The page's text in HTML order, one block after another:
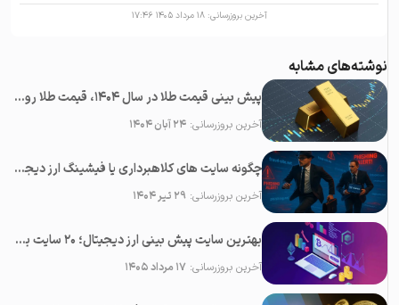
آخرین بروزرسانی:۱۸ مرداد ۱۴۰۵ ۱۷:۴۶
نوشته‌های مشابه
پیش بینی قیمت طلا در سال 1404، قیمت طلا روبه افزایش است یا کاهش؟
آخرین بروزرسانی:۲۴ آبان ۱۴۰۴
چگونه سایت های کلاهبرداری یا فیشینگ ارز دیجیتال را شناسایی کنیم؟
آخرین بروزرسانی:۲۹ تیر ۱۴۰۴
بهترین سایت پیش بینی ارز دیجیتال؛ 20 سایت برتر تحلیل کریپتو
آخرین بروزرسانی:۱۷ مرداد ۱۴۰۵